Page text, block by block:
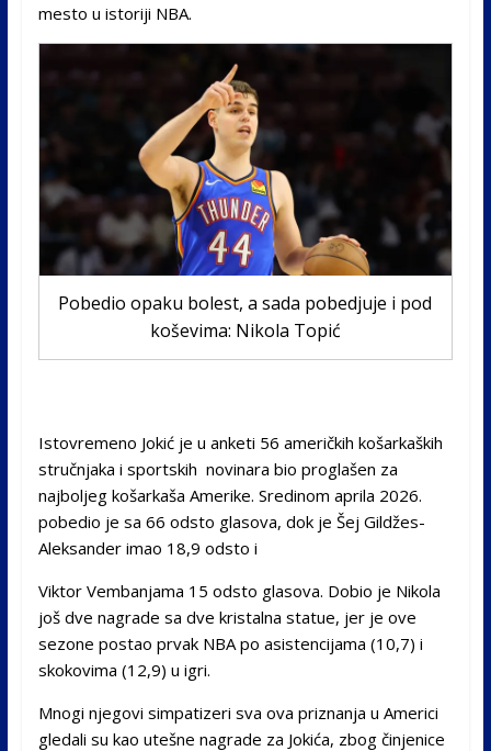
mesto u istoriji NBA.
Pobedio opaku bolest, a sada pobedjuje i pod
koševima: Nikola Topić
Istovremeno Jokić je u anketi 56 američkih košarkaških
stručnjaka i sportskih novinara bio proglašen za
najboljeg košarkaša Amerike. Sredinom aprila 2026.
pobedio je sa 66 odsto glasova, dok je Šej Gildžes-
Aleksander imao 18,9 odsto i
Viktor Vembanjama 15 odsto glasova. Dobio je Nikola
još dve nagrade sa dve kristalna statue, jer je ove
sezone postao prvak NBA po asistencijama (10,7) i
skokovima (12,9) u igri.
Mnogi njegovi simpatizeri sva ova priznanja u Americi
gledali su kao utešne nagrade za Jokića, zbog činjenice